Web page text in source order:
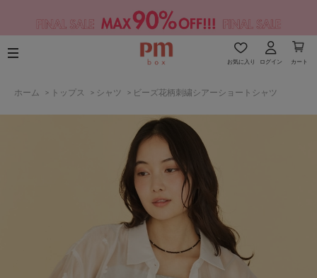
お気に入り ログイン カート
ホーム > トップス > シャツ > ビーズ花柄刺繍シアーショートシャツ